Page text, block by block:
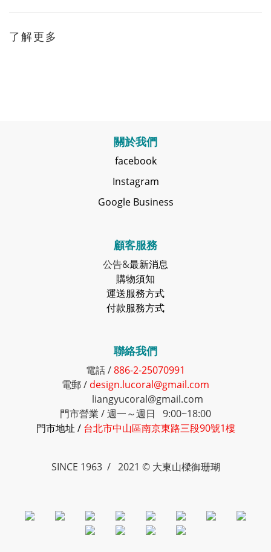
了解更多
關於我們
facebook
Instagram
Google Business
顧客服務
公告&最新消息
購物須知
運送服務方式
付款服務方式
聯絡我們
電話 /886-2-25070991
電郵 / design.lucoral@gmail.com
liangyucoral@gmail.com
門市營業 / 週一～週日 9:00~18:00
門市地址 / 台北市中山區南京東路三段90號1樓
SINCE 1963 / 2021 © 大東山樑御珊瑚